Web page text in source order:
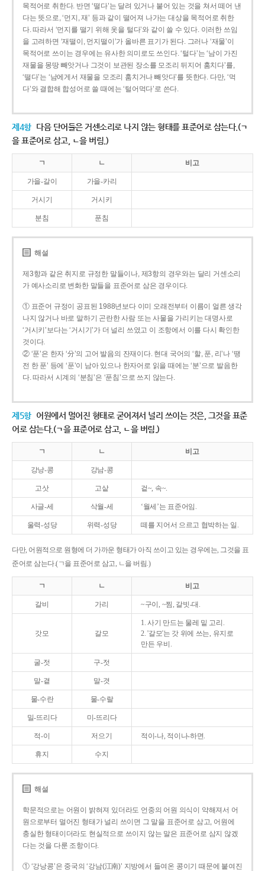
목적어로 취한다. 반면 ‘떨다’는 달려 있거나 붙어 있는 것을 쳐서 떼어 낸
다는 뜻으로, ‘먼지, 재’ 등과 같이 떨어져 나가는 대상을 목적어로 취한
다. 따라서 ‘먼지를 떨기 위해 옷을 털다’와 같이 쓸 수 있다. 이러한 쓰임
을 고려하면 ‘재떨이, 먼지떨이’가 올바른 표기가 된다. 그러나 ‘재물’이
목적어로 쓰이는 경우에는 유사한 의미로도 쓰인다. ‘털다’는 ‘남이 가진
재물을 몽땅 빼앗거나 그것이 보관된 장소를 모조리 뒤지어 훔치다’를,
‘떨다’는 ‘남에게서 재물을 모조리 훔치거나 빼앗다’를 뜻한다. 다만, ‘먹
다’와 결합해 합성어로 쓸 때에는 ‘털어먹다’로 쓴다.
제4항 다음 단어들은 거센소리로 나지 않는 형태를 표준어로 삼는다.(ㄱ
을 표준어로 삼고, ㄴ을 버림.)
ㄱ ㄴ 비고
가을-갈이 가을-카리
거시기 거시키
분침 푼침
해설
제3항과 같은 취지로 규정한 말들이나, 제3항의 경우와는 달리 거센소리
가 예사소리로 변화한 말들을 표준어로 삼은 경우이다.
① 표준어 규정이 공표된 1988년보다 이미 오래전부터 이름이 얼른 생각
나지 않거나 바로 말하기 곤란한 사람 또는 사물을 가리키는 대명사로
‘거시키’보다는 ‘거시기’가 더 널리 쓰였고 이 조항에서 이를 다시 확인한
것이다.
② ‘푼’은 한자 ‘分’의 고어 발음의 잔재이다. 현대 국어의 ‘할, 푼, 리’나 ‘땡
전 한 푼’ 등에 ‘푼’이 남아 있으나 한자어로 읽을 때에는 ‘분’으로 발음한
다. 따라서 시계의 ‘분침’은 ‘푼침’으로 쓰지 않는다.
제5항 어원에서 멀어진 형태로 굳어져서 널리 쓰이는 것은, 그것을 표준
어로 삼는다.(ㄱ을 표준어로 삼고, ㄴ을 버림.)
ㄱ ㄴ 비고
강낭-콩 강남-콩
고삿 고샅 겉~, 속~.
사글-세 삭월-세 ‘월세’는 표준어임.
울력-성당 위력-성당 떼를 지어서 으르고 협박하는 일.
다만, 어원적으로 원형에 더 가까운 형태가 아직 쓰이고 있는 경우에는, 그것을 표
준어로 삼는다.(ㄱ을 표준어로 삼고, ㄴ을 버림.)
ㄱ ㄴ 비고
갈비 가리 ~구이, ~찜, 갈빗-대.
갓모 갈모
1. 사기 만드는 물레 밑 고리.
2. '갈모'는 갓 위에 쓰는, 유지로
만든 우비.
굴-젓 구-젓
말-곁 말-겻
물-수란 물-수랄
밀-뜨리다 미-뜨리다
적-이 저으기 적이-나, 적이나-하면.
휴지 수지
해설
학문적으로는 어원이 밝혀져 있더라도 언중의 어원 의식이 약해져서 어
원으로부터 멀어진 형태가 널리 쓰이면 그 말을 표준어로 삼고, 어원에
충실한 형태이더라도 현실적으로 쓰이지 않는 말은 표준어로 삼지 않겠
다는 것을 다룬 조항이다.
① ‘강낭콩’은 중국의 ‘강남(江南)’ 지방에서 들여온 콩이기 때문에 붙여진